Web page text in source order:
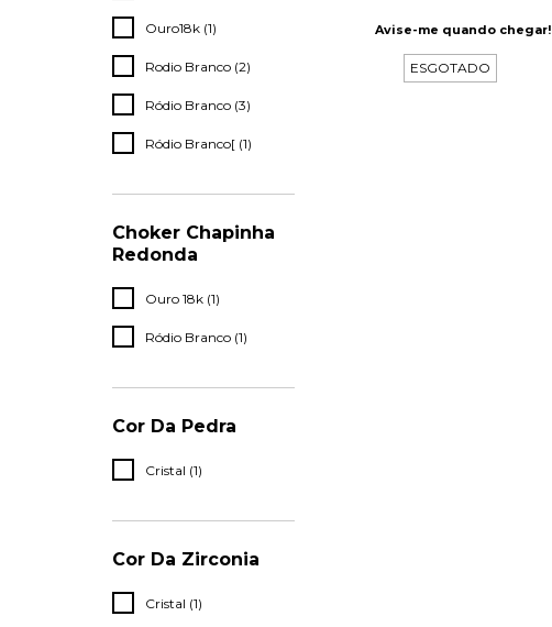
Ouro18k (1)
Rodio Branco (2)
Ródio Branco (3)
Ródio Branco[ (1)
Choker Chapinha
Redonda
Ouro 18k (1)
Ródio Branco (1)
Cor Da Pedra
Cristal (1)
Cor Da Zirconia
Cristal (1)
Avise-me quando chegar!
ESGOTADO